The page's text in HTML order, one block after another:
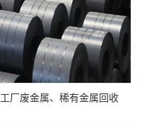
工厂废金属、稀有金属回收